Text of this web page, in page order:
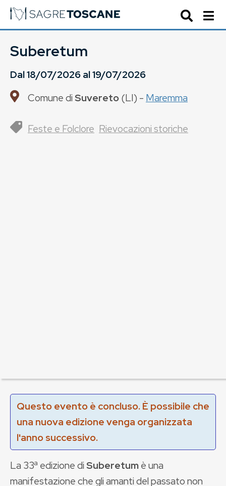
Suberetum
Dal18/07/2026al19/07/2026
Comune diSuvereto(LI) - Maremma
Feste e Folclore Rievocazioni storiche
Questo evento è concluso. È possibile che
una nuova edizione venga organizzata
l'anno successivo.
La 33ª edizione diSuberetumè una
manifestazione che gli amanti del passato non